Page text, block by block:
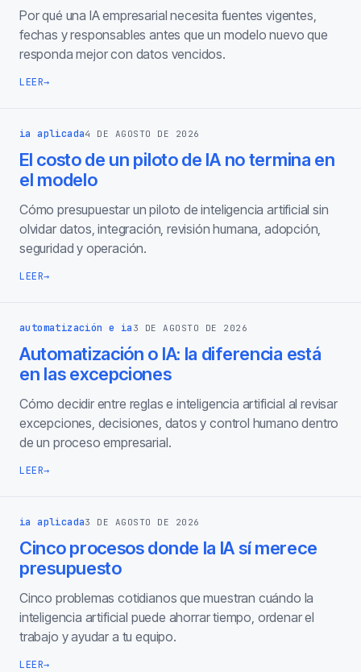
Por qué una IA empresarial necesita fuentes vigentes,
fechas y responsables antes que un modelo nuevo que
responda mejor con datos vencidos.
LEER→
ia aplicada4 DE AGOSTO DE 2026
El costo de un piloto de IA no termina en
el modelo
Cómo presupuestar un piloto de inteligencia artificial sin
olvidar datos, integración, revisión humana, adopción,
seguridad y operación.
LEER→
automatización e ia 3 DE AGOSTO DE 2026
Automatización o IA: la diferencia está
en las excepciones
Cómo decidir entre reglas e inteligencia artificial al revisar
excepciones, decisiones, datos y control humano dentro
de un proceso empresarial.
LEER→
ia aplicada3 DE AGOSTO DE 2026
Cinco procesos donde la IA sí merece
presupuesto
Cinco problemas cotidianos que muestran cuándo la
inteligencia artificial puede ahorrar tiempo, ordenar el
trabajo y ayudar a tu equipo.
LEER→